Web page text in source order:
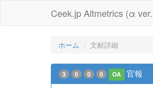
Ceek.jp Altmetrics (α
ホーム 文献詳細
3 0 0 0 OA 官報